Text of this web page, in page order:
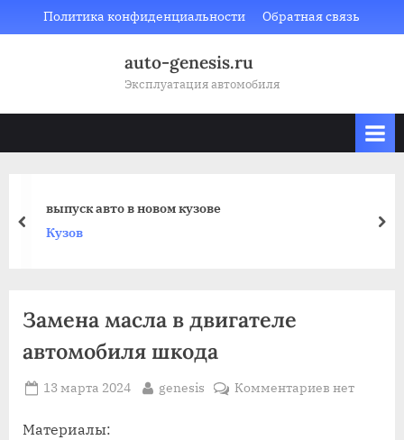
to
Политика конфиденциальности Обратная связь
auto-genesis.ru
Эксплуатация автомобиля
выпуск авто в новом кузове
Кузов
prev
Замена масла в двигателе
автомобиля шкода
Posted
13 марта 2024 By
genesis Комментариевкнет
Материалы: